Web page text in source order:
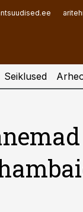
Seiklused